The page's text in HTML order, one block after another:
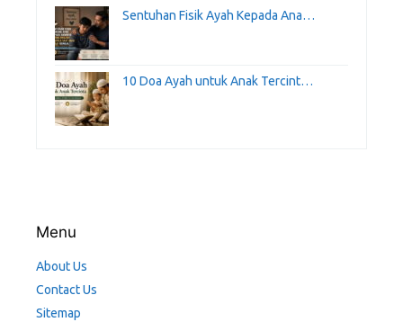
Sentuhan Fisik Ayah Kepada Ana…
10 Doa Ayah untuk Anak Tercint…
Menu
About Us
Contact Us
Sitemap